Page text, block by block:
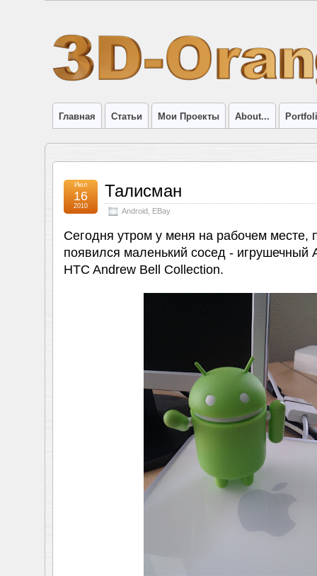
Главная Статьи Мои Проекты About...
Талисман
Android, EBay
Июл
16
2010
Сегодня утром у меня на рабочем месте,
появился маленький сосед - игрушечный
HTC Andrew Bell Collection.